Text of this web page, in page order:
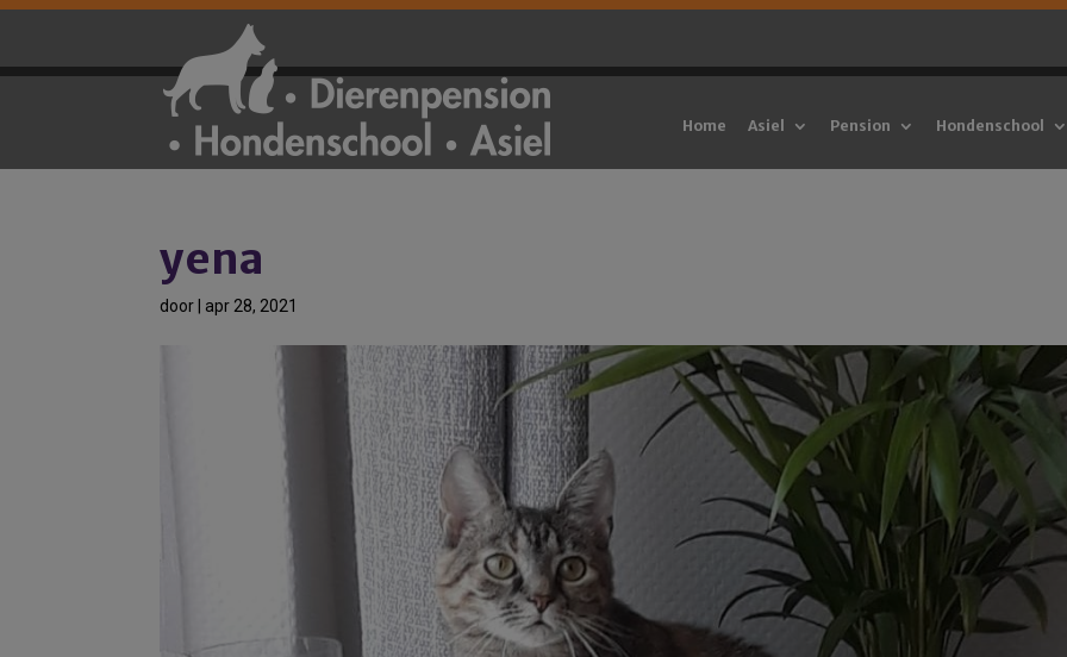
Home Asiel Pension Hondenschool
yena
door apr 28, 2021